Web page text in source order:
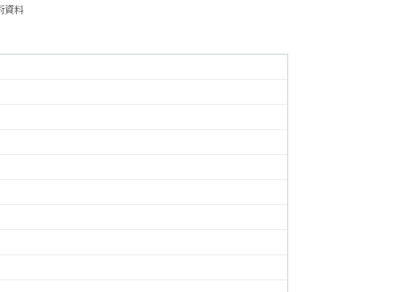
資料